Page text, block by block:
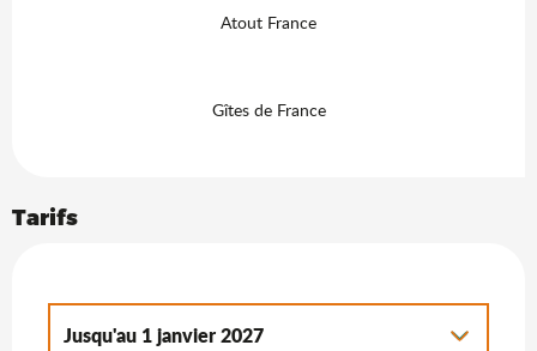
Atout France
Gîtes de France
Tarifs
Jusqu'au 1 janvier 2027